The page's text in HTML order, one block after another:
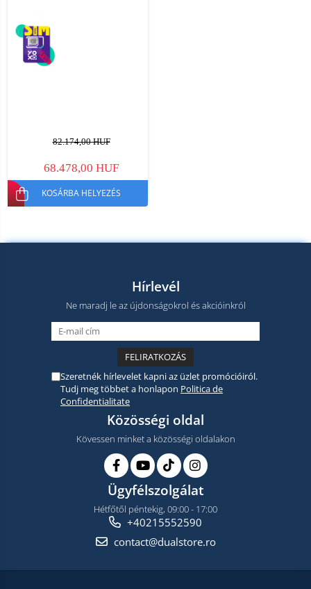
82.174,00 HUF
68.478,00 HUF
KOSÁRBA HELYEZÉS
Hírlevél
Ne maradj le az újdonságokrol és akcióinkról
Szeretnék hírlevelet kapni az üzlet promócióiról.
Tudj meg többet a honlapon Politica de
Confidentialitate
Közösségi oldal
Kövessen minket a közösségi oldalakon
Ügyfélszolgálat
Hétfőtől péntekig, 09:00 - 17:00
+40215552590
contact@dualstore.ro